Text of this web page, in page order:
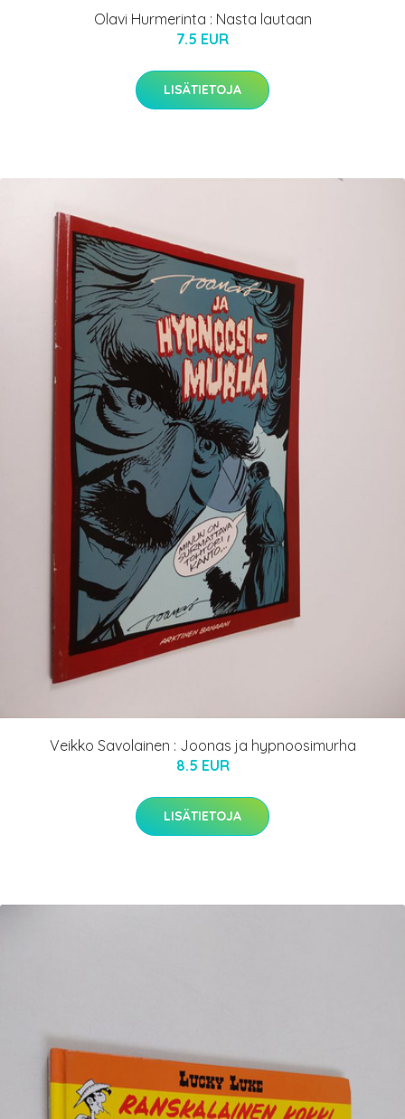
Olavi Hurmerinta : Nasta lautaan
7.5 EUR
LISÄTIETOJA
Veikko Savolainen : Joonas ja hypnoosimurha
8.5 EUR
LISÄTIETOJA